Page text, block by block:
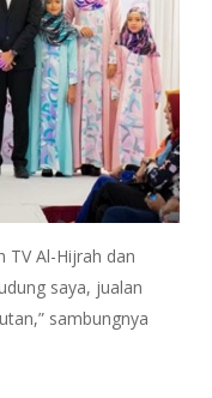
TV Al-Hijrah dan
saya, jualan
sambungnya